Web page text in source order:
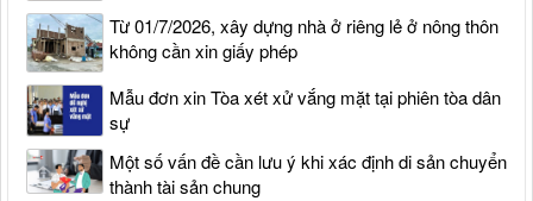
Từ 01/7/2026, xây dựng nhà ở riêng lẻ ở nông thôn
không cần xin giấy phép
Mẫu đơn xin Tòa xét xử vắng mặt tại phiên tòa dân
sự
Một số vấn đề cần lưu ý khi xác định di sản chuyển
thành tài sản chung